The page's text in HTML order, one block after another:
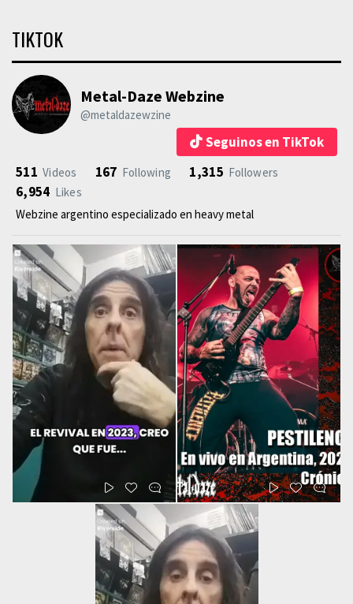
TIKTOK
Metal-Daze Webzine
@metaldazewzine
Seguinos en TikTok
511 Videos 167 Following 1,315 Followers
6,954 Likes
Webzine argentino especializado en heavy metal